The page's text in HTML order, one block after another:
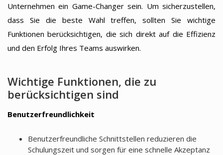
Unternehmen ein Game-Changer sein. Um sicherzustellen,
dass Sie die beste Wahl treffen, sollten Sie wichtige
Funktionen berücksichtigen, die sich direkt auf die Effizienz
und den Erfolg Ihres Teams auswirken.
Wichtige Funktionen, die zu
berücksichtigen sind
Benutzerfreundlichkeit
Benutzerfreundliche Schnittstellen reduzieren die
Schulungszeit und sorgen für eine schnelle Akzeptanz